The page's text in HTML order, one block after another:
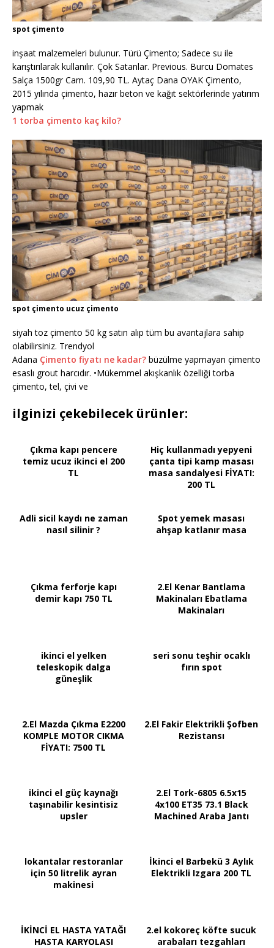
spot çimento
inşaat malzemeleri bulunur. Türü Çimento; Sadece su ile
karıştırılarak kullanılır. Çok Satanlar. Previous. Burcu Domates
Salça 1500gr Cam. 109,90 TL. Aytaç Dana OYAK Çimento,
2015 yılında çimento, hazır beton ve kağıt sektörlerinde yatırım
yapmak
1 torba çimento kaç kilo?
spot çimento ucuz çimento
siyah toz çimento 50 kg satın alıp tüm bu avantajlara sahip
olabilirsiniz. Trendyol
Adana Çimento fiyatı ne kadar? büzülme yapmayan çimento
esaslı grout harcıdır. •Mükemmel akışkanlık özelliği torba
çimento, tel, çivi ve
ilginizi çekebilecek ürünler:
Çıkma kapı pencere
temiz ucuz ikinci el 200
TL
Hiç kullanmadı yepyeni
çanta tipi kamp masası
masa sandalyesi FİYATI:
200 TL
Adli sicil kaydı ne zaman
nasıl silinir ?
Spot yemek masası
ahşap katlanır masa
Çıkma ferforje kapı
demir kapı 750 TL
2.El Kenar Bantlama
Makinaları Ebatlama
Makinaları
ikinci el yelken
teleskopik dalga
güneşlik
seri sonu teşhir ocaklı
fırın spot
2.El Mazda Çıkma E2200
KOMPLE MOTOR CIKMA
FİYATI: 7500 TL
2.El Fakir Elektrikli Şofben
Rezistansı
ikinci el güç kaynağı
taşınabilir kesintisiz
upsler
2.El Tork-6805 6.5x15
4x100 ET35 73.1 Black
Machined Araba Jantı
lokantalar restoranlar
için 50 litrelik ayran
makinesi
İkinci el Barbekü 3 Aylık
Elektrikli Izgara 200 TL
İKİNCİ EL HASTA YATAĞI
HASTA KARYOLASI
2.el kokoreç köfte sucuk
arabaları tezgahları